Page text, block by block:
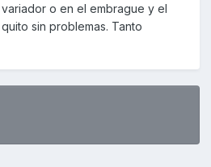
o en el embrague y el
sin problemas. Tanto